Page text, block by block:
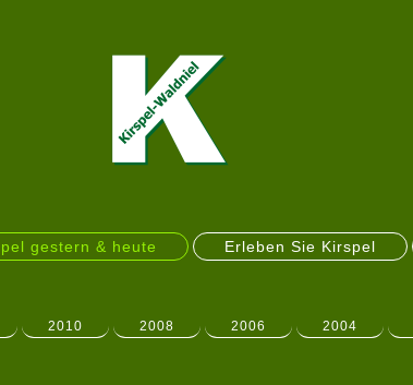
gestern & heute Erleben Sie Kirspel
2010 2008 2006 2004